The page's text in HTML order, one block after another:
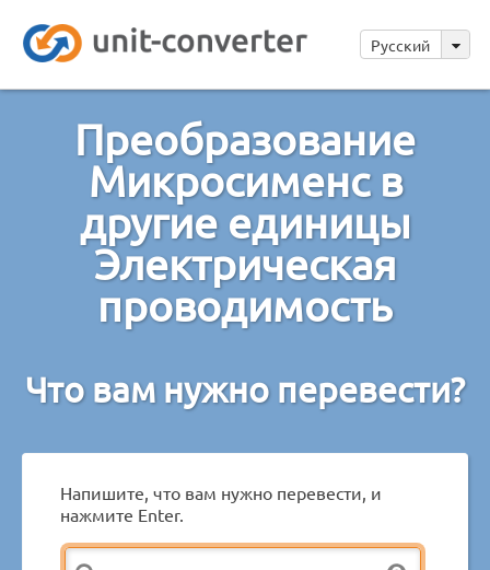
Русский
Преобразование
Микросименс в
другие единицы
Электрическая
проводимость
Что вам нужно перевести?
Напишите, что вам нужно перевести, и
нажмите Enter.